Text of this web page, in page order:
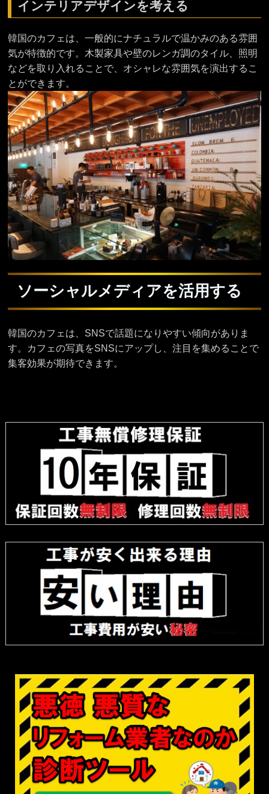
インテリアデザインを考える
韓国のカフェは、一般的にナチュラルで温かみのある雰囲
気が特徴的です。木製家具や壁のレンガ調のタイル、照明
などを取り入れることで、オシャレな雰囲気を演出するこ
とができます。
ソーシャルメディアを活用する
韓国のカフェは、SNSで話題になりやすい傾向がありま
す。カフェの写真をSNSにアップし、注目を集めることで
集客効果が期待できます。